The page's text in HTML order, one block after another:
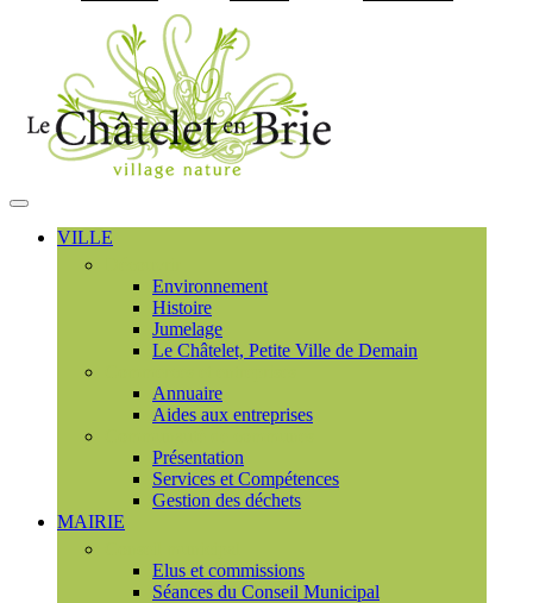
MENU
PRINCIPAL
VILLE
Environnement
Histoire
Jumelage
Le Châtelet, Petite Ville de Demain
Annuaire
Aides aux entreprises
Présentation
Services et Compétences
Gestion des déchets
MAIRIE
Elus et commissions
Séances du Conseil Municipal